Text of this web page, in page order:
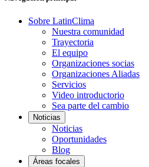
Sobre LatinClima
Nuestra comunidad
Trayectoria
El equipo
Organizaciones socias
Organizaciones Aliadas
Servicios
Video introductorio
Sea parte del cambio
Noticias
Noticias
Oportunidades
Blog
Áreas focales